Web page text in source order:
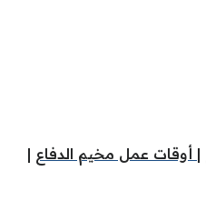
| أوقات عمل مخيم الدفاع |